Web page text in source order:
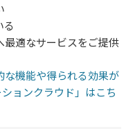
る
最適なサービスをご提供
機能や得られる効果が
ョンクラウド」はこち